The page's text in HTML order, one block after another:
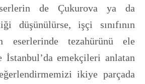
de Çukurova ya da
düşünülürse, işçi sınıfının
eserlerinde tezahürünü ele
İstanbul’da emekçileri anlatan
ikiye parçada